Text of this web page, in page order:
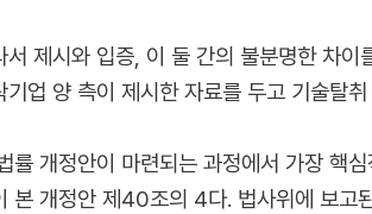
서 제시와 입증, 이 둘 간의 불분명한 차
기업 양 측이 제시한 자료를 두고 기술탈
률 개정안이 마련되는 과정에서 가장 핵
본 개정안 제40조의 4다. 법사위에 보고